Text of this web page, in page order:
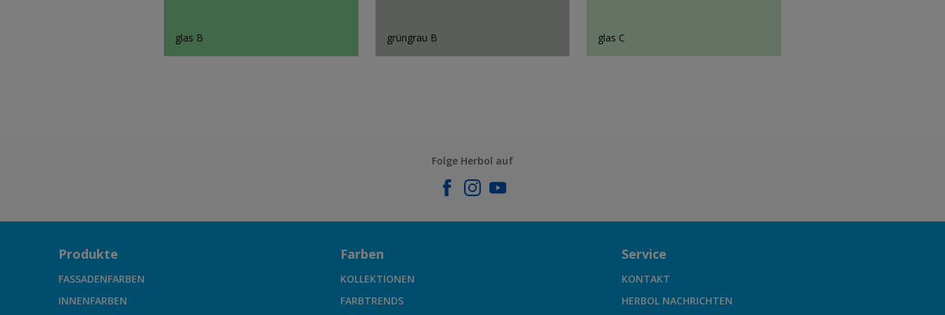
glas B grüngrau B glas C
Folge Herbol auf
Produkte
FASSADENFARBEN
INNENFARBEN
Farben
KOLLEKTIONEN
FARBTRENDS
Service
KONTAKT
HERBOL NACHRICHTEN